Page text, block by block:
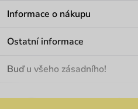
Informace o nákupu
Materiály a údržba
Ostatní informace
Velkoobchod
Buď u všeho zásadního!